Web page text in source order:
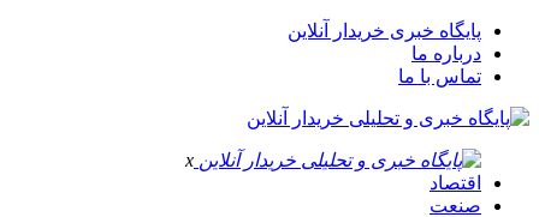
پایگاه خبری خریدار آنلاین
درباره ما
تماس با ما
x
اقتصاد
صنعت